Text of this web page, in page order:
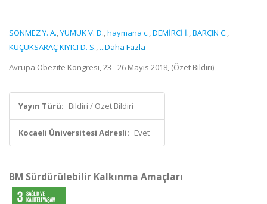
SÖNMEZ Y. A.,YUMUK V. D.,haymana c.,DEMİRCİ İ.,BARÇIN C.,
KÜÇÜKSARAÇ KIYICI D. S., ...Daha Fazla
Avrupa Obezite Kongresi, 23 - 26 Mayıs 2018, (Özet Bildiri)
Yayın Türü: Bildiri / Özet Bildiri
Kocaeli Üniversitesi Adresli: Evet
BM Sürdürülebilir Kalkınma Amaçları